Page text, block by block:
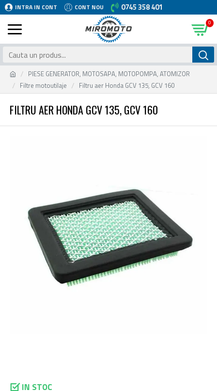
INTRA IN CONT CONT NOU 0745 358 401
0
PIESE GENERATOR, MOTOSAPA, MOTOPOMPA, ATOMIZOR
Filtre motoutilaje
Filtru aer Honda GCV 135, GCV 160
FILTRU AER HONDA GCV 135, GCV 160
IN STOC